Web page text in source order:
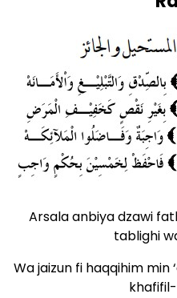
Arsala anbiya dzawi
tablighi
Wa jaizun fi haqqihim min